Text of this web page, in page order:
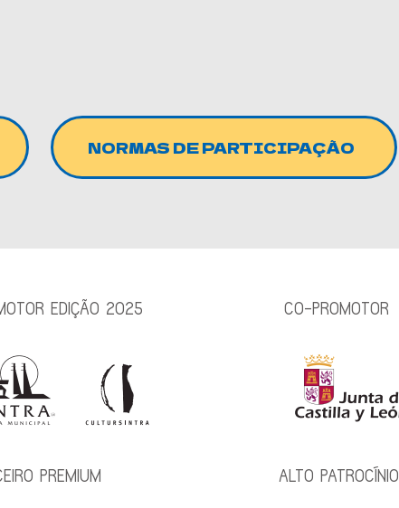
NORMAS DE PARTICIPAÇÃO
EDIÇÃO 2025
PREMIUM
CO-PROMOTOR
ALTO PATROCÍNIO